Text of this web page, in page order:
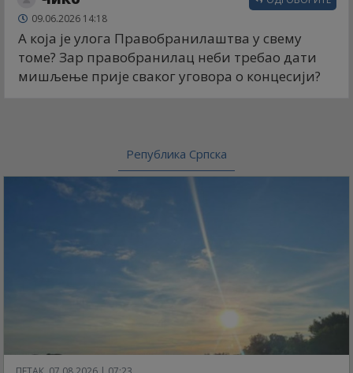
09.06.2026 14:18
А која је улога Правобранилаштва у свему
томе? Зар правобранилац неби требао дати
мишљење прије сваког уговора о концесији?
Република Српска